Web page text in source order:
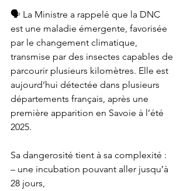
🗣️ La Ministre a rappelé que la DNC
est une maladie émergente, favorisée
par le changement climatique,
transmise par des insectes capables de
parcourir plusieurs kilomètres. Elle est
aujourd’hui détectée dans plusieurs
départements français, après une
première apparition en Savoie à l’été
2025.
Sa dangerosité tient à sa complexité :
– une incubation pouvant aller jusqu’à
28 jours,